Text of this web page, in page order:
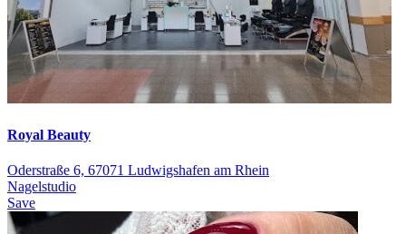
Royal Beauty
Oderstraße 6, 67071 Ludwigshafen am Rhein
Nagelstudio
Save